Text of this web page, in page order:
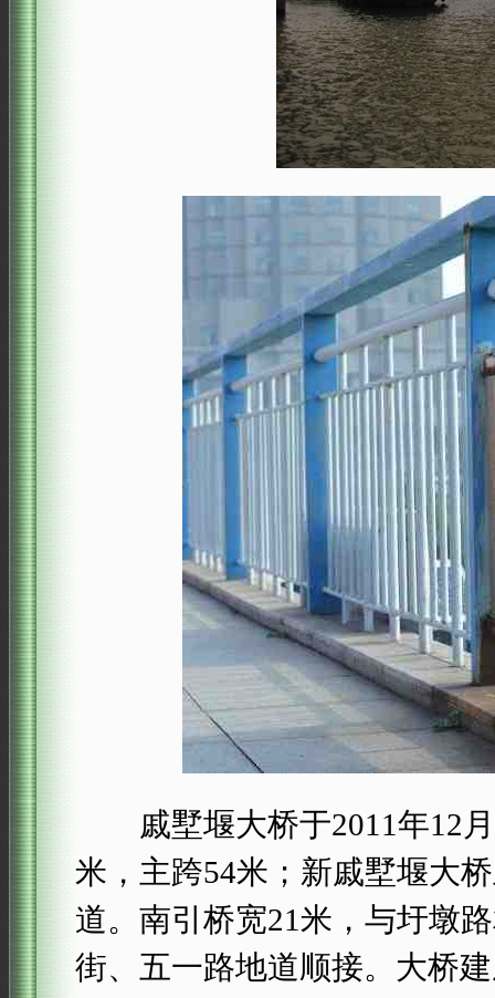
戚墅堰大桥于2011年12月
米，主跨54米；新戚墅堰大
道。南引桥宽21米，与圩墩
街、五一路地道顺接。大桥